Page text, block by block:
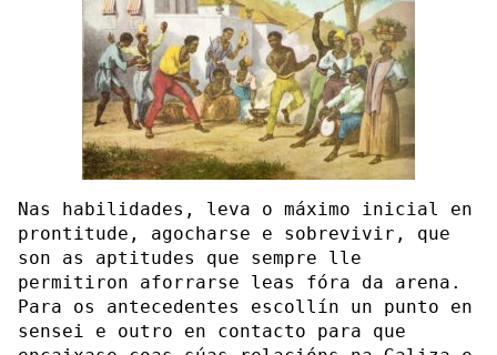
Nas habilidades, leva o máximo inicial en
prontitude, agocharse e sobrevivir, que
son as aptitudes que sempre lle
permitiron aforrarse leas fóra da arena.
Para os antecedentes escollín un punto en
sensei e outro en contacto para que